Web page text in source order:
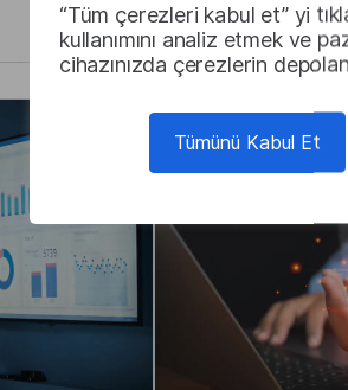
“Tüm çerezleri kabul et” yi
kullanımını analiz etmek ve
cihazınızda çerezlerin
Tümünü Kabul Et